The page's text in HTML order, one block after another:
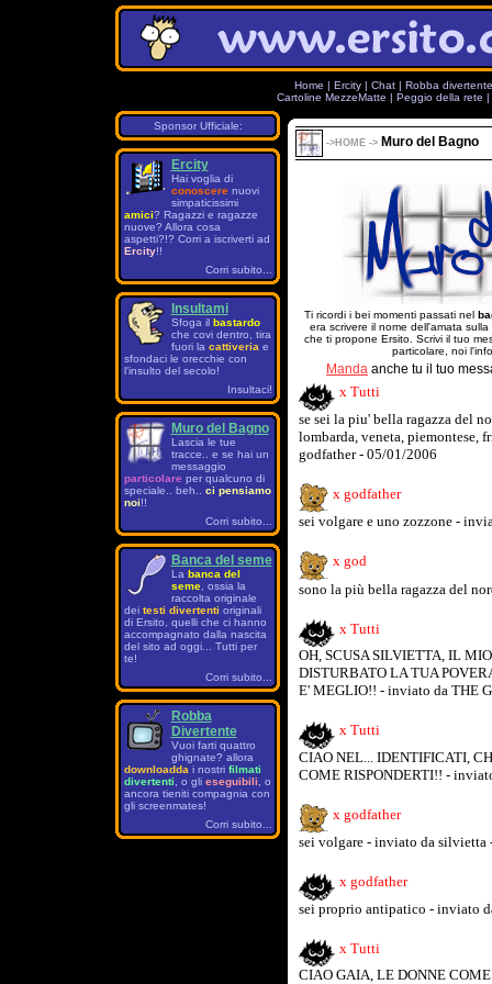
Home | Ercity | Chat | Robba
Cartoline MezzeMatte | Peggio della rete |
Sponsor Ufficiale:
Ercity
Hai voglia di
conoscerenuovi
simpaticissimi
amici? Ragazzi e ragazze
nuove? Allora cosa
aspetti?!? Corri a iscriverti ad
Ercity!!
Corri subito...
Insultami
Sfoga il bastardo
che covi dentro, tira
fuori la cattiveria e
sfondaci le orecchie con
l'insulto del secolo!
Insultaci!
Muro del Bagno
Lascia le tue
tracce.. e se hai un
messaggio
particolare per qualcuno di
speciale.. beh.. ci pensiamo
noi!!
Corri subito...
Banca del seme
La banca del
seme, ossia la
raccolta originale
dei testi divertenti originali
di Ersito, quelli che ci hanno
accompagnato dalla nascita
del sito ad oggi... Tutti per
te!
Corri subito...
Robba
Divertente
Vuoi farti quattro
ghignate? allora
downloadda i nostri filmati
divertenti , o gli eseguibili , o
ancora tieniti compagnia con
gli screenmates!
Corri subito...
-> HOME -> Muro del Bagno
Ti ricordi i bei momenti passati nel
era scrivere il nome dell'amata sulla
che ti propone Ersito. Scrivi il tuo
particolare, noi
Manda anche tu il tuo
x Tutti
se sei la piu' bella ragazza del
lombarda, veneta, piemontese,
godfather - 05/01/2006
x godfather
sei volgare e uno zozzone -
x god
sono la più bella ragazza del
x Tutti
OH, SCUSA SILVIETTA, IL
DISTURBATO LA TUA
E' MEGLIO!! - inviato da THE
x Tutti
CIAO NEL... IDENTIFICATI,
COME RISPONDERTI!! -
x godfather
sei volgare - inviato da silvietta
x godfather
sei proprio antipatico - inviato
x Tutti
CIAO GAIA, LE DONNE